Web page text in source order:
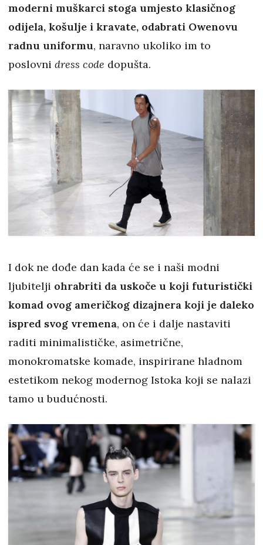
moderni muškarci stoga umjesto klasičnog
odijela, košulje i kravate, odabrati Owenovu
radnu uniformu, naravno ukoliko im to
poslovni dress code dopušta.
I dok ne dođe dan kada će se i naši modni
ljubitelji ohrabriti da uskoče u koji futuristički
komad ovog američkog dizajnera koji je daleko
ispred svog vremena, on će i dalje nastaviti
raditi minimalističke, asimetrične,
monokromatske komade, inspirirane hladnom
estetikom nekog modernog Istoka koji se nalazi
tamo u budućnosti.